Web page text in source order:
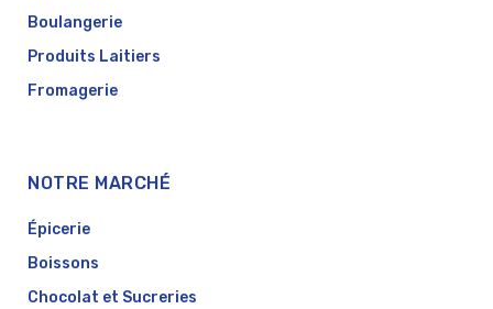
Boulangerie
Produits Laitiers
Fromagerie
NOTRE MARCHÉ
Épicerie
Boissons
Chocolat et Sucreries